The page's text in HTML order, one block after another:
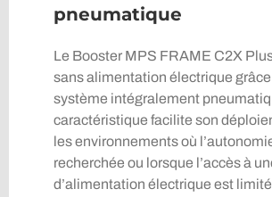
pneumatique
Le Booster MPS FRAME C2X
sans alimentation électrique grâce
système intégralement
caractéristique facilite son
les environnements où
recherchée ou lorsque l’accès à
d’alimentation électrique est